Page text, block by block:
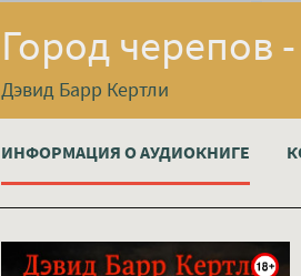
Город черепов
Дэвид Барр Кертли
ИНФОРМАЦИЯ О АУДИОКНИГЕ